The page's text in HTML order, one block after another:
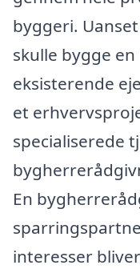
byggeri.
skulle bygge
eksisterende
et
specialiserede
En
interesser